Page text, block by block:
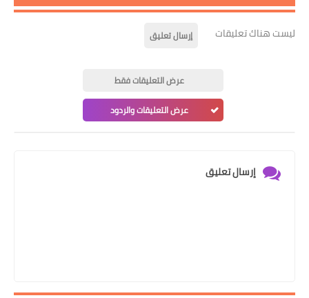
ليست هناك تعليقات إرسال تعليق
عرض التعليقات فقط
عرض التعليقات والردود
إرسال تعليق